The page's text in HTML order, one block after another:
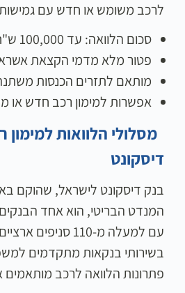
לרכב משומש או חדש עם
סכום הלוואה: עד 100,000 ש"ח
פטור מלא מדמי הקצאת
מותאם לתזרים הכנסות
אפשרות למימון רכב חדש או
מסלולי הלוואות
דיסקונט
המנדט הבריטי, הוא אחד
עם למעלה מ-110
בשירותי בנקאות מתקדמים
פתרונות הלוואה לרכב מותאמים